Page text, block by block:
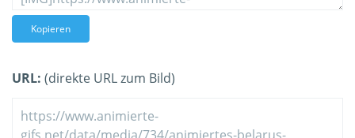
Kopieren
URL: (direkte URL zum Bild)